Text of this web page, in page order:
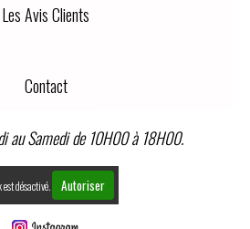
Les Avis Clients
Contact
au Samedi de 10H00 à 18H00.
est désactivé. Autoriser